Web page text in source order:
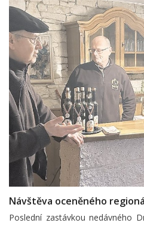
Návštěva oceněného
Poslední zastávkou nedávného